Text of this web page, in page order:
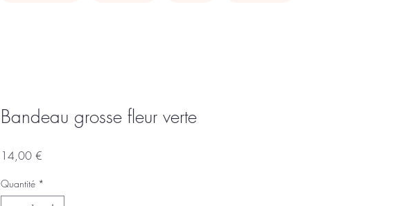
Bandeau grosse fleur verte
14,00 €
Quantité *